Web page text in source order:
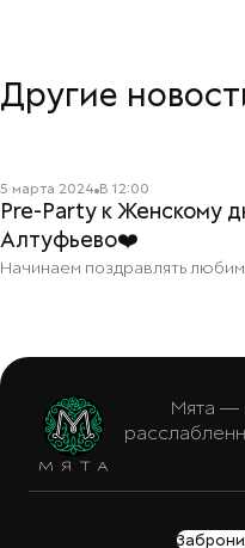
Другие
5 марта 2024 В 12:00
Pre-Party к Женскому
Алтуфьево❤️
Начинаем поздравлять
Мята —